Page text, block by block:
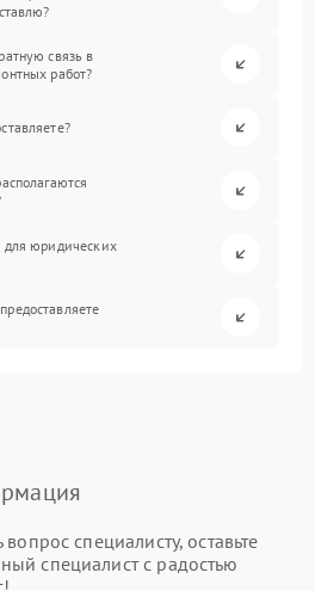
связь в
работ?
для юридических
вопрос специалисту, оставьте
специалист с радостью